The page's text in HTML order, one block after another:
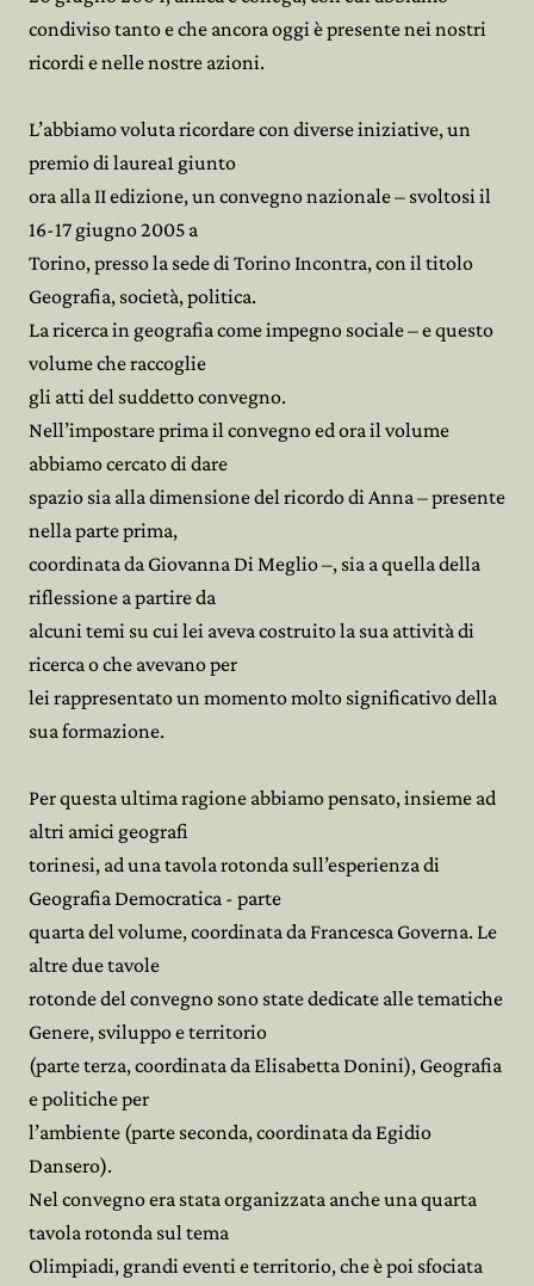
condiviso tanto e che ancora oggi è presente nei nostri
ricordi e nelle nostre azioni.
L’abbiamo voluta ricordare con diverse iniziative, un
premio di laurea1 giunto
ora alla II edizione, un convegno nazionale – svoltosi il
16-17 giugno 2005 a
Torino, presso la sede di Torino Incontra, con il titolo
Geografia, società, politica.
La ricerca in geografia come impegno sociale – e questo
volume che raccoglie
gli atti del suddetto convegno.
Nell’impostare prima il convegno ed ora il volume
abbiamo cercato di dare
spazio sia alla dimensione del ricordo di Anna – presente
nella parte prima,
coordinata da Giovanna Di Meglio –, sia a quella della
riflessione a partire da
alcuni temi su cui lei aveva costruito la sua attività di
ricerca o che avevano per
lei rappresentato un momento molto significativo della
sua formazione.
Per questa ultima ragione abbiamo pensato, insieme ad
altri amici geografi
torinesi, ad una tavola rotonda sull’esperienza di
Geografia Democratica - parte
quarta del volume, coordinata da Francesca Governa. Le
altre due tavole
rotonde del convegno sono state dedicate alle tematiche
Genere, sviluppo e territorio
(parte terza, coordinata da Elisabetta Donini), Geografia
e politiche per
l’ambiente (parte seconda, coordinata da Egidio
Dansero).
Nel convegno era stata organizzata anche una quarta
tavola rotonda sul tema
Olimpiadi, grandi eventi e territorio, che è poi sfociata